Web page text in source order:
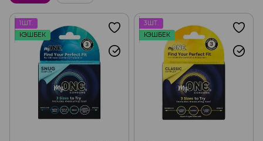
1ШТ.
КЭШБЕК
3ШТ.
КЭШБЕК